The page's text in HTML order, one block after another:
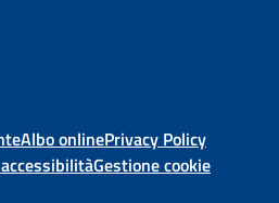
Albo onlinePrivacy Policy
Gestione cookie